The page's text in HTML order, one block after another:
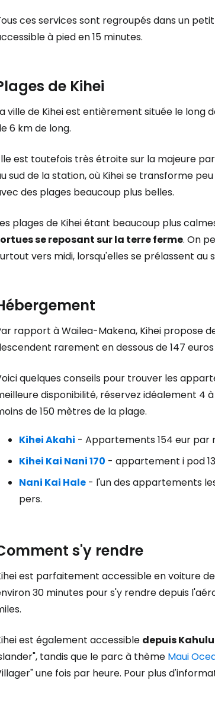
ces services sont regroupés dans un
à pied en 15 minutes.
de Kihei
ville de Kihei est entièrement située le long
6 km de long.
est toutefois très étroite sur la majeure
sud de la station, où Kihei se transforme
des plages beaucoup plus belles.
plages de Kihei étant beaucoup plus
se reposant sur la terre ferme. On
vers midi, lorsqu'elles se prélassent au
rapport à Wailea-Makena, Kihei propose
rarement en dessous de 147
quelques conseils pour trouver les
disponibilité, réservez idéalement 4
de 150 mètres de la plage.
Kihei Akahi - Appartements 154 eur par
Kihei Kai Nani 170 - appartement i pod
Nani Kai Hale - l'un des appartements
pers.
s'y rendre
est parfaitement accessible en voiture
30 minutes pour s'y rendre depuis
est également accessible depuis
tandis que le parc à thème Maui
une fois par heure. Pour plus
Se
... la communauté